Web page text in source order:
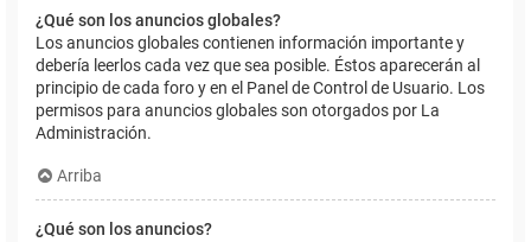
¿Qué son los anuncios globales?
Los anuncios globales contienen información importante y
debería leerlos cada vez que sea posible. Éstos aparecerán al
principio de cada foro y en el Panel de Control de Usuario. Los
permisos para anuncios globales son otorgados por La
Administración.
Arriba
¿Qué son los anuncios?